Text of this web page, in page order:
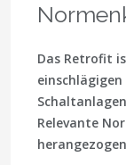
Das Retrofit
Relevante